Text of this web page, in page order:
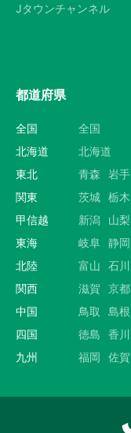
Jタウンチャンネル
都道府県
全国
全国
北海道
北海道
東北
青森 岩手
関東
茨城 栃木
甲信越
新潟 山梨
東海
岐阜 静岡
北陸
富山 石川
関西
滋賀 京都
中国
鳥取 島根
四国
徳島 香川
九州
福岡 佐賀